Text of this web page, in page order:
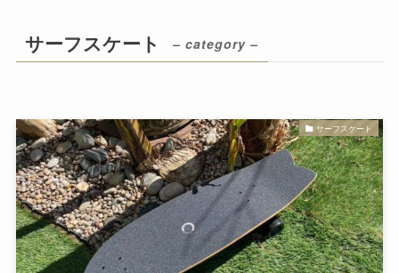
サーフスケート – category –
サーフスケート